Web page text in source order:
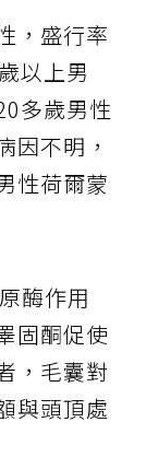
，盛行率
以上男
多歲男性
因不明，
性荷爾蒙
酶作用
固酮促使
，毛囊對
與頭頂處